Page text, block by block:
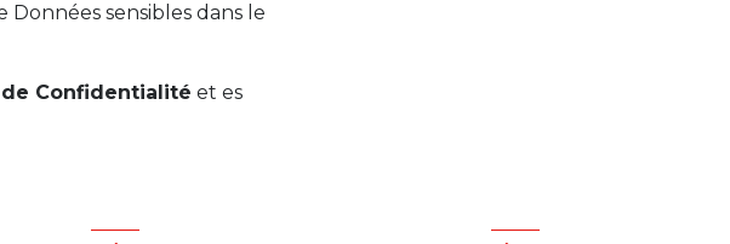
Données sensibles dans le
Confidentialité et es